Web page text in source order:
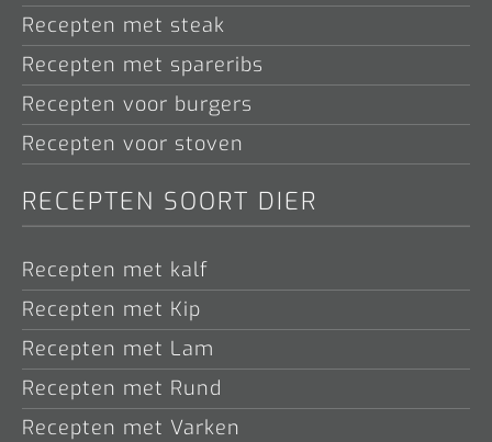
Recepten met steak
Recepten met spareribs
Recepten voor burgers
Recepten voor stoven
RECEPTEN SOORT DIER
Recepten met kalf
Recepten met Kip
Recepten met Lam
Recepten met Rund
Recepten met Varken